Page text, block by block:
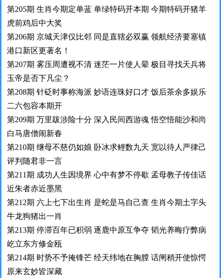
第205期 生肖今期定单蓝 单绿特码开本期 今期特码开猪羊
虎前鸡后中大奖
第206期 京城天津仅比邻 同是直辖必双赢 领航经济要塞镇
港口新区更著名！
第207期 雾压周遭视不清 迷茫一片使人晕 极目寻找天兵将
玉帝是否下凡尘？
第208期 针砭时事称海派 妙语连珠好口才 饭后茶余多娱乐
二六包容本期开
第209期 万里跋涉险十分 深入民间西游魂 悟空悟能沙和尚
白马唐僧闹新春
第210期 继母不慈仍如娘 卧冰求鲤数九天 宽以待人严律己
评判随君非一言
第211期 成功人生因境界 心中有梦不停歇 孟母教子传佳话
近朱者赤近墨黑
第212期 六上七下出生肖 是蛇是马自己查 生肖今期土字头
牛龙狗猪出一肖
第213期 停滞百年已积弱 逐鹿中原互争夺 韬光养晦疗弊病
屹立东方修金瓯
第214期 时势不予掩锋芒 经天纬地在胸膛 话闸稍开使惊愕
原来玄妙皆深藏